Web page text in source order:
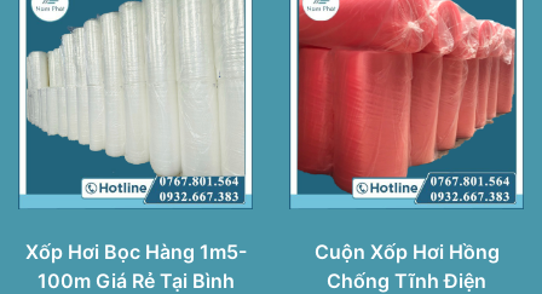
Xốp Hơi Bọc Hàng 1m5-
100m Giá Rẻ Tại Bình
Cuộn Xốp Hơi Hồng
Chống Tĩnh Điện